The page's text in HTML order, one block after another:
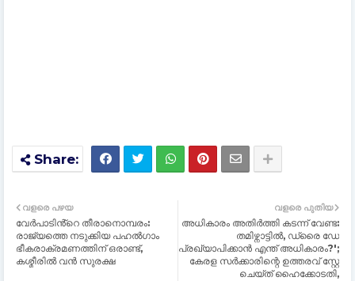
വളരെ പുതിയ
അധികാരം അതിർത്തി കടന്ന് വേണ്ട:
തമിഴ്നാട്ടില്‍, ഡ്രൈ ഡേ
പ്രഖ്യാപിക്കാൻ എന്ത് അധികാരം?';
കേരള സര്‍ക്കാരിന്റെ ഉത്തരവ് സ്റ്റേ
ചെയ്ത് ഹൈക്കോടതി,
വളരെ പഴയ
വേർപാടിൻ്റെ തീരാനൊമ്പരം:
രാജ്യത്തെ നടുക്കിയ പഹല്‍ഗാം
ഭീകരാക്രമണത്തിന് ഒരാണ്ട്,
കശ്മീരില്‍ വൻ സുരക്ഷ